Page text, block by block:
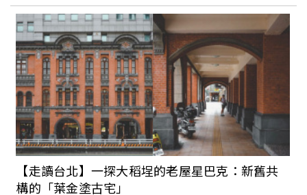
【走讀台北】一探大稻埕的老屋星巴克：新舊共
構的「葉金塗古宅」